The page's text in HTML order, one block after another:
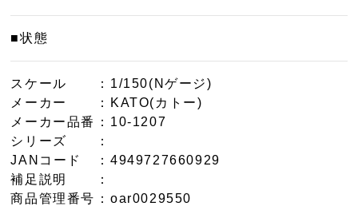
■状態
スケール
：1/150(Nゲージ)
メーカー
：KATO(カトー)
メーカー品番
：10-1207
シリーズ
：
JANコード
：4949727660929
補足説明
：
商品管理番号 ：oar0029550